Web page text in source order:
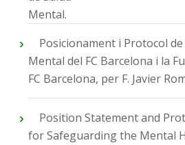
Posicionament i Protocol
Mental del FC Barcelona i la
FC Barcelona, per F. Javier
Position Statement and
for Safeguarding the Mental